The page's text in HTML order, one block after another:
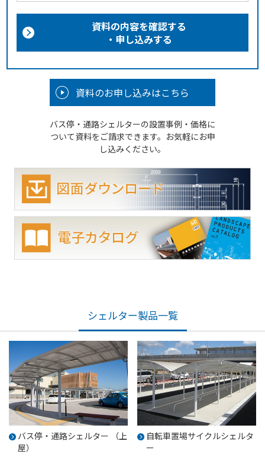
資料の内容を確認する
・申し込みする
資料のお申し込みはこちら
バス停・通路シェルターの設置事例・価格に
ついて資料をご請求できます。お気軽にお申
し込みください。
シェルター製品一覧
バス停・通路シェルター （上
屋）
自転車置場サイクルシェルタ
ー